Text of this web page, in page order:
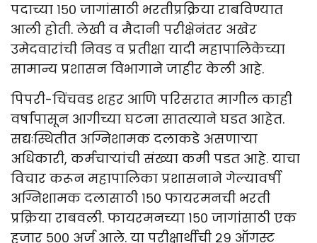
पदाच्या १५० जागांसाठी भरतीप्रक्रिया राबविण्यात
आली होती. लेखी व मैदानी परीक्षेनंतर अखेर
उमेदवारांची निवड व प्रतीक्षा यादी महापालिकेच्या
सामान्य प्रशासन विभागाने जाहीर केली आहे.
पिपरी-चिंचवड शहर आणि परिसरात मागील काही
वर्षांपासून आगीच्या घटना सातत्याने घडत आहेत.
सद्यःस्थितीत अग्निशामक दलाकडे असणाऱ्या
अधिकारी, कर्मचाऱ्यांची संख्या कमी पडत आहे. याचा
विचार करून महापालिका प्रशासनाने गेल्यावर्षी
अग्निशामक दलासाठी १५० फायरमनची भरती
प्रक्रिया राबवली. फायरमनच्या १५० जागांसाठी एक
हजार ५०० अर्ज आले. या परीक्षार्थीची २९ ऑगस्ट